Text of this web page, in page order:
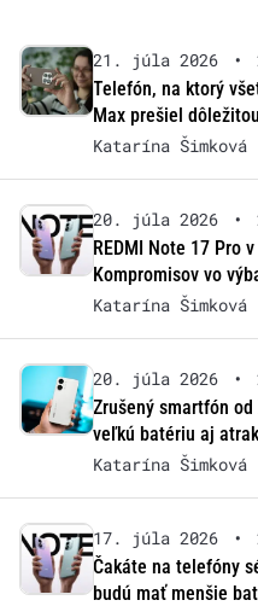
21. júla 2026 •
Telefón, na ktorý
Max prešiel
Katarína Šimková
20. júla 2026 •
REDMI Note 17 Pro
Kompromisov vo
Katarína Šimková
20. júla 2026 •
Zrušený smartfón
veľkú batériu aj
Katarína Šimková
17. júla 2026 •
Čakáte na telefóny
budú mať menšie